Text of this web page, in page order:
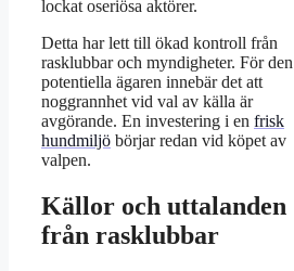
lockat oseriösa aktörer.
Detta har lett till ökad kontroll från
rasklubbar och myndigheter. För den
potentiella ägaren innebär det att
noggrannhet vid val av källa är
avgörande. En investering i en frisk
hundmiljö börjar redan vid köpet av
valpen.
Källor och uttalanden
från rasklubbar